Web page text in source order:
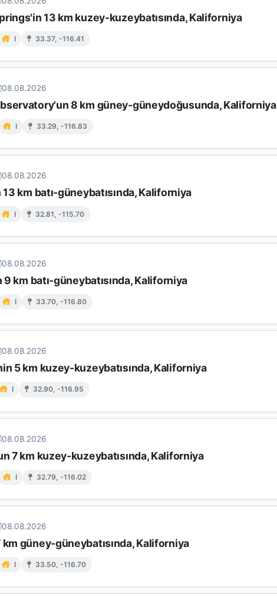
13 km kuzey-kuzeybatısında, Kaliforniya
I 33.37, -116.41
08.08.2026
8 km güney-güneydoğusunda, Kaliforniya
I 33.29, -116.83
08.08.2026
13 km batı-güneybatısında, Kaliforniya
I 32.81, -115.70
08.08.2026
km batı-güneybatısında, Kaliforniya
I 33.70, -116.80
08.08.2026
5 km kuzey-kuzeybatısında, Kaliforniya
I 32.90, -116.95
08.08.2026
7 km kuzey-kuzeybatısında, Kaliforniya
I 32.79, -116.02
08.08.2026
km güney-güneybatısında, Kaliforniya
I 33.50, -116.70